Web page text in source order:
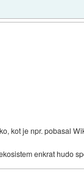
kot je npr. pobasal
enkrat hudo